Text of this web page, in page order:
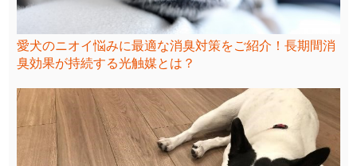
愛犬のニオイ悩みに最適な消臭対策をご紹介！長期間消
臭効果が持続する光触媒とは？